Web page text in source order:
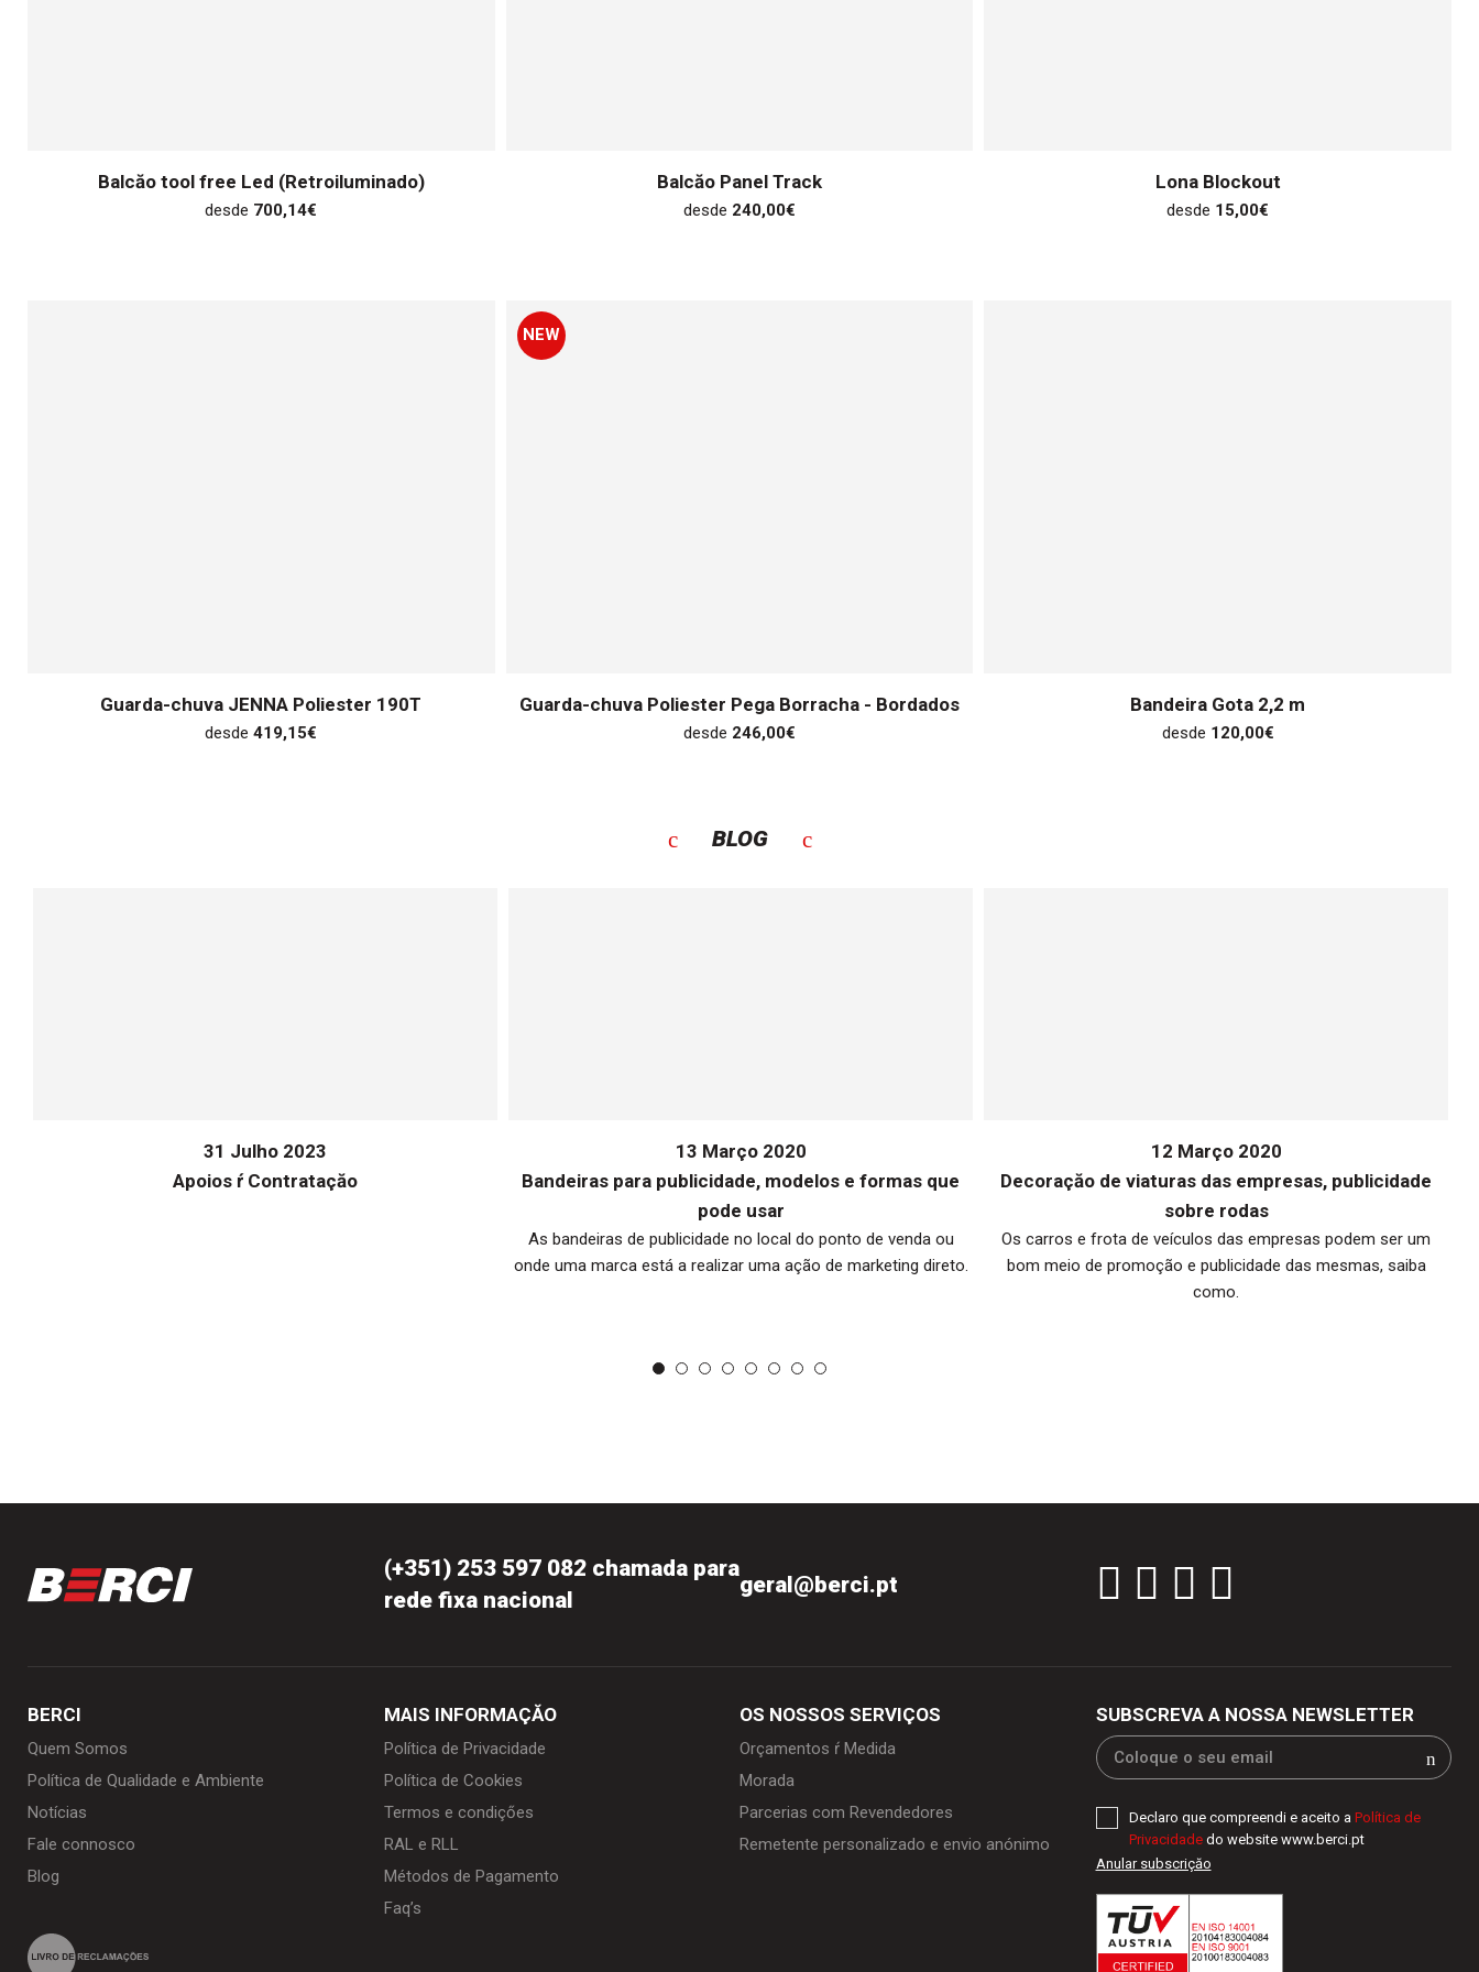
Balcăo tool free Led (Retroiluminado)
desde 700,14€
Balcăo Panel Track
desde 240,00€
Lona Blockout
desde 15,00€
Guarda-chuva JENNA Poliester 190T
desde419,15€
NEW
Guarda-chuva Poliester Pega Borracha - Bordados
desde 246,00€
Bandeira Gota 2,2 m
desde 120,00€
BLOG
31 Julho 2023
Apoios ŕ Contrataçăo
13 Março 2020
Bandeiras para publicidade, modelos e formas que
pode usar
As bandeiras de publicidade no local do ponto de venda ou
onde uma marca está a realizar uma ação de marketing direto.
12 Março 2020
Decoraçăo de viaturas das empresas, publicidade
sobre rodas
Os carros e frota de veículos das empresas podem ser um
bom meio de promoção e publicidade das mesmas, saiba
como.
(+351) 253 597 082 chamada para
rede fixa nacional
geral@berci.pt
BERCI
Quem Somos
Política de Qualidade e Ambiente
Notícias
Fale connosco
Blog
MAIS INFORMAÇĂO
Política de Privacidade
Política de Cookies
Termos e condiçőes
RAL e RLL
Métodos de Pagamento
Faq’s
OS NOSSOS SERVIÇOS
Orçamentos ŕ Medida
Morada
Parcerias com Revendedores
Remetente personalizado e envio anónimo
SUBSCREVA A NOSSA NEWSLETTER
Declaro que compreendi e aceito a Política de
Privacidadedo website www.berci.pt
Anular subscriçăo